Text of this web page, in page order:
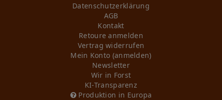
Daten­schutz­erklärung
AGB
Kontakt
Retoure anmelden
Vertrag widerrufen
Mein Konto (anmelden)
Newsletter
Wir in Forst
KI-Transparenz
Produktion in Europa